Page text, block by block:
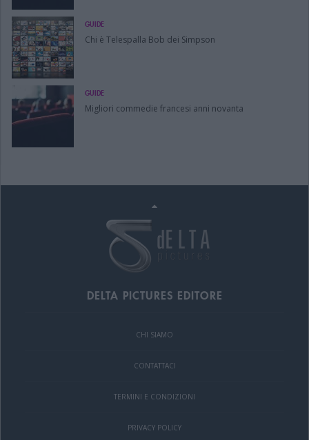
GUIDE
Chi è Telespalla Bob dei Simpson
GUIDE
Migliori commedie francesi anni novanta
DELTA PICTURES EDITORE
CHI SIAMO
CONTATTACI
TERMINI E CONDIZIONI
PRIVACY POLICY